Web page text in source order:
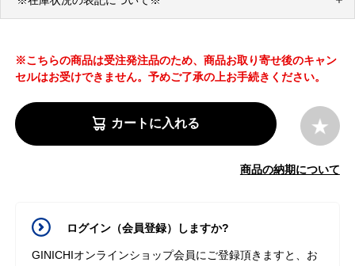
※こちらの商品は受注発注品のため、商品お取り寄せ後のキャン
セルはお受けできません。予めご了承の上お手続きください。
カートに入れる
商品の納期について
ログイン（会員登録）しますか?
GINICHIオンラインショップ会員にご登録頂きますと、お